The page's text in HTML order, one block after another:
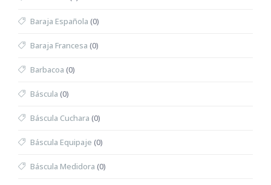
Baraja Española (0)
Baraja Francesa (0)
Barbacoa (0)
Báscula (0)
Báscula Cuchara (0)
Báscula Equipaje (0)
Báscula Medidora (0)